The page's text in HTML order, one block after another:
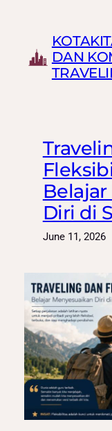
DAN
Diri di
June 11, 2026